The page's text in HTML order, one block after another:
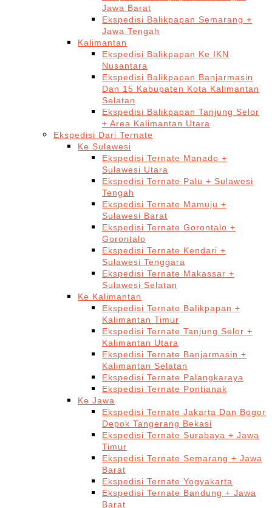
Jawa Barat
Ekspedisi Balikpapan Semarang +
Jawa Tengah
Kalimantan
Ekspedisi Balikpapan Ke IKN
Nusantara
Ekspedisi Balikpapan Banjarmasin
Dan 15 Kabupaten Kota Kalimantan
Selatan
Ekspedisi Balikpapan Tanjung Selor
+ Area Kalimantan Utara
Ekspedisi Dari Ternate
Ke Sulawesi
Ekspedisi Ternate Manado +
Sulawesi Utara
Ekspedisi Ternate Palu + Sulawesi
Tengah
Ekspedisi Ternate Mamuju +
Sulawesi Barat
Ekspedisi Ternate Gorontalo +
Gorontalo
Ekspedisi Ternate Kendari +
Sulawesi Tenggara
Ekspedisi Ternate Makassar +
Sulawesi Selatan
Ke Kalimantan
Ekspedisi Ternate Balikpapan +
Kalimantan Timur
Ekspedisi Ternate Tanjung Selor +
Kalimantan Utara
Ekspedisi Ternate Banjarmasin +
Kalimantan Selatan
Ekspedisi Ternate Palangkaraya
Ekspedisi Ternate Pontianak
Ke Jawa
Ekspedisi Ternate Jakarta Dan Bogor
Depok Tangerang Bekasi
Ekspedisi Ternate Surabaya + Jawa
Timur
Ekspedisi Ternate Semarang + Jawa
Barat
Ekspedisi Ternate Yogyakarta
Ekspedisi Ternate Bandung + Jawa
Barat